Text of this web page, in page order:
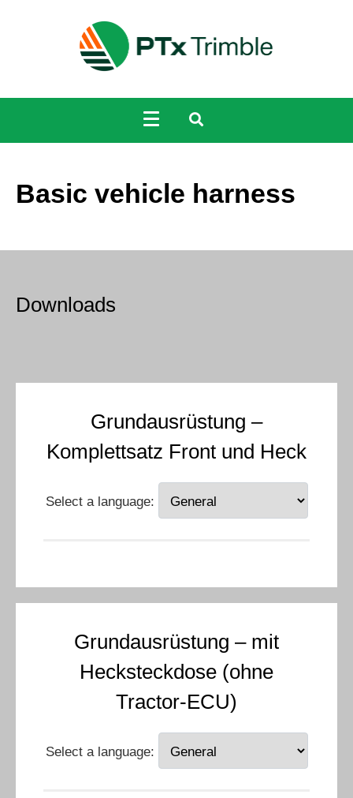
Basic vehicle harness
Downloads
Grundausrüstung –
Komplettsatz Front und Heck
Select a language:
Grundausrüstung – mit
Hecksteckdose (ohne
Tractor-ECU)
Select a language: